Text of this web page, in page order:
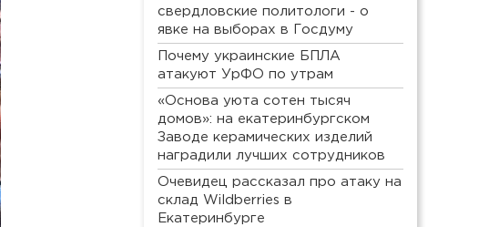
свердловские политологи - о
явке на выборах в Госдуму
Почему украинские БПЛА
атакуют УрФО по утрам
«Основа уюта сотен тысяч
домов»: на екатеринбургском
Заводе керамических изделий
наградили лучших сотрудников
Очевидец рассказал про атаку на
склад Wildberries в
Екатеринбурге